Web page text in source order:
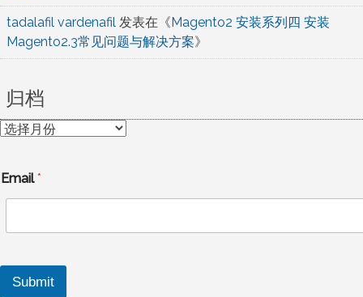
tadalafil vardenafil 发表在《Magento2 安装系列四 安装
Magento2.3常见问题与解决方案》
归档
归
Email*
Submit